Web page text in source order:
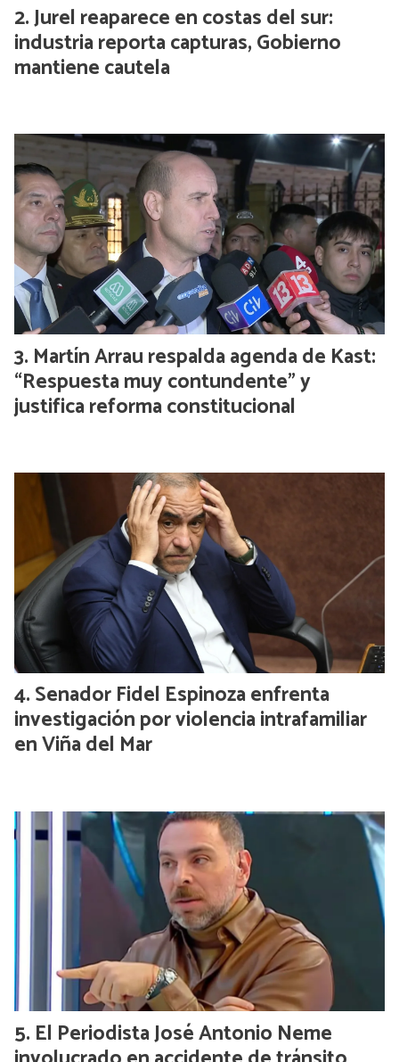
Jurel reaparece en costas del sur:
industria reporta capturas, Gobierno
mantiene cautela
Martín Arrau respalda agenda de Kast:
“Respuesta muy contundente” y
justifica reforma constitucional
Senador Fidel Espinoza enfrenta
investigación por violencia intrafamiliar
en Viña del Mar
El Periodista José Antonio Neme